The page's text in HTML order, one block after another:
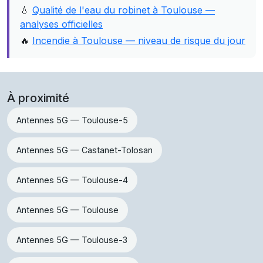
💧 Qualité de l'eau du robinet à Toulouse —
analyses officielles
🔥 Incendie à Toulouse — niveau de risque du jour
À proximité
Antennes 5G — Toulouse-5
Antennes 5G — Castanet-Tolosan
Antennes 5G — Toulouse-4
Antennes 5G — Toulouse
Antennes 5G — Toulouse-3